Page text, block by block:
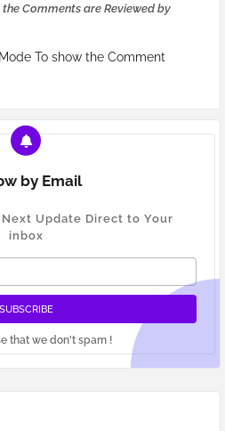
Comments are Reviewed by
To show the Comment
by Email
Update Direct to Your
inbox
that we don't spam !